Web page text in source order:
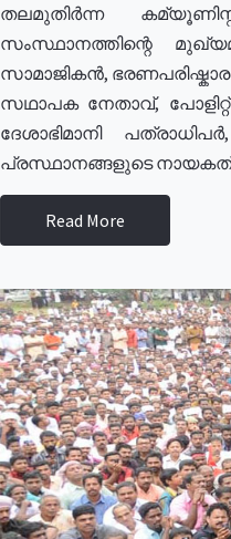
തലമുതിർന്ന
സംസ്ഥാനത്തിന്റെ
സാമാജികൻ,
സഥാപക നേതാവ്,
ദേശാഭിമാനി
പ്രസ്ഥാനങ്ങളുടെ
Read More